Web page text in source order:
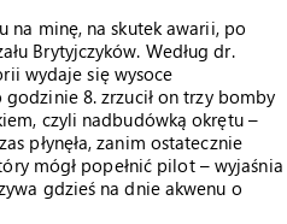
na minę, na skutek awarii, po
Brytyjczyków. Według dr.
wydaje się wysoce
8. zrzucił on trzy bomby
czyli nadbudówką okrętu –
płynęła, zanim ostatecznie
mógł popełnić pilot – wyjaśnia
gdzieś na dnie akwenu o